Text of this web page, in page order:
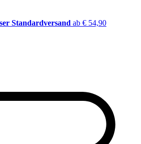
Standardversand ab € 54,90